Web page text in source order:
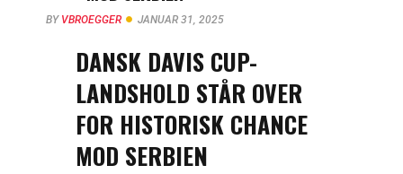
BY VBROEGGER JANUAR 31, 2025
DANSK DAVIS CUP-
LANDSHOLD STÅR OVER
FOR HISTORISK CHANCE
MOD SERBIEN